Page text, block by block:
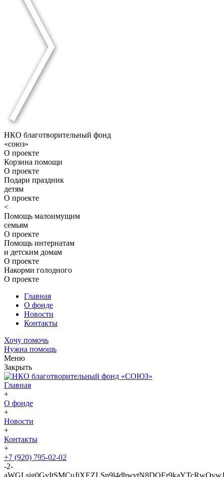
НКО благотворительный фонд
«союз»
О проекте
Корзина помощи
О проекте
Подари праздник
детям
О проекте
<
Помощь малоимущим
семьям
О проекте
Помощь интернатам
и детским домам
О проекте
Накорми голодного
О проекте
Главная
О фонде
Новости
Контакты
Хочу помочь
Нужна помощь
Меню
Закрыть
Главная
+
О фонде
+
Новости
+
Контакты
+
+7 (920) 795-02-02
-2-